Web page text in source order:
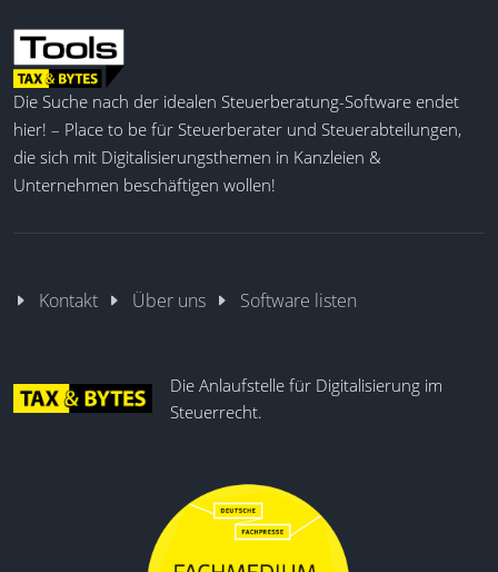
Die Suche nach der idealen Steuerberatung-Software endet
hier! – Place to be für Steuerberater und Steuerabteilungen,
die sich mit Digitalisierungsthemen in Kanzleien &
Unternehmen beschäftigen wollen!
Kontakt Über uns Software listen
Die Anlaufstelle für Digitalisierung im
Steuerrecht.